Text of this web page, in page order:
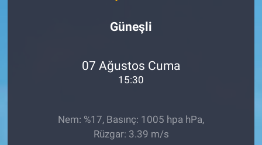
Güneşli
07 Ağustos Cuma
15:30
Nem: %17, Basınç: 1005 hpa hPa,
Rüzgar: 3.39 m/s